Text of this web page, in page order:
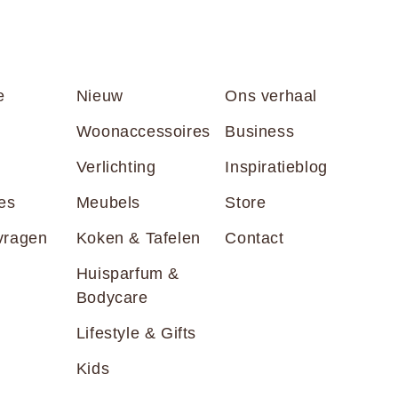
Nieuw
Woonaccessoires
Verlichting
Meubels
Koken & Tafelen
Huisparfum &
Bodycare
Lifestyle & Gifts
Kids
Ons verhaal
Business
Inspiratieblog
Store
Contact